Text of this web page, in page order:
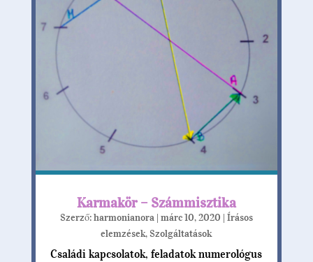
Karmakör – Számmisztika
Szerző:harmonianora| márc 10, 2020 Írásos
elemzések,Szolgáltatások
Családi kapcsolatok, feladatok numerológus